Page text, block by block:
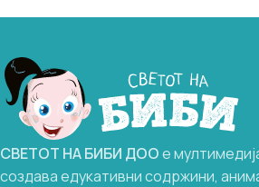
СВЕТОТ НАБИБИ ДООе
создава едукативни содржини,